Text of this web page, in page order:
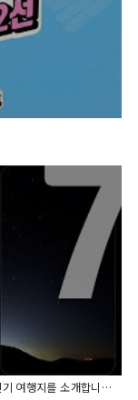
강원도 강릉 인기 여행지 7곳 ! 강릉 여행을 대표하는 인기 여행지를 소개합니다. [대.모.땅 NAJA ep.강원도 강릉]